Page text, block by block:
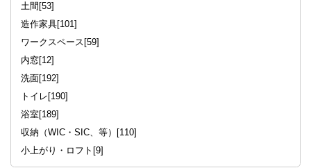
土間[53]
造作家具[101]
ワークスペース[59]
内窓[12]
洗面[192]
トイレ[190]
浴室[189]
収納（WIC・SIC、等）[110]
小上がり・ロフト[9]